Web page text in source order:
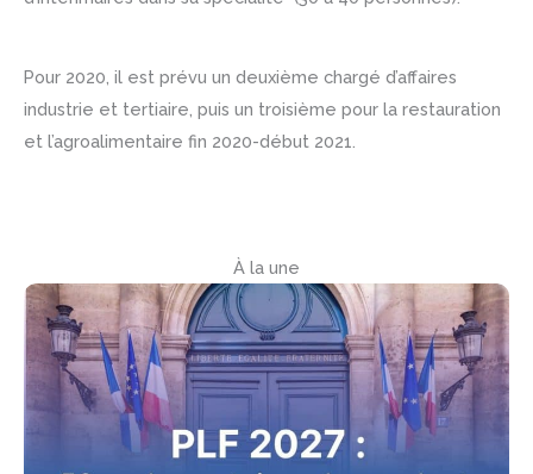
Pour 2020, il est prévu un deuxième chargé d’affaires
industrie et tertiaire, puis un troisième pour la restauration
et l’agroalimentaire fin 2020-début 2021.
À la une